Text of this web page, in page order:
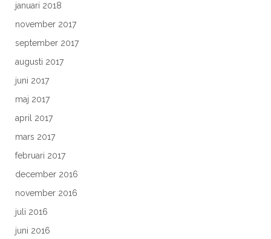
januari 2018
november 2017
september 2017
augusti 2017
juni 2017
maj 2017
april 2017
mars 2017
februari 2017
december 2016
november 2016
juli 2016
juni 2016